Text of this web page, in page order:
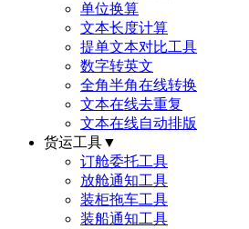
单位换算
文本长度计算
提单文本对比工具
数字转英文
全角半角在线转换
文本在线去重复
文本在线自动排版
货运工具▼
订舱委托工具
放舱通知工具
装柜拖车工具
装船通知工具